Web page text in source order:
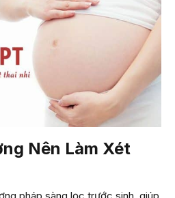
Nên Làm Xét